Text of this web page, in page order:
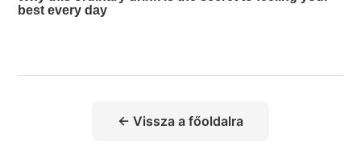
← Vissza a főoldalra